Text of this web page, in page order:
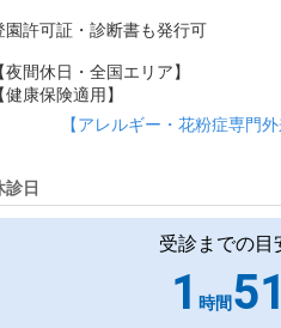
園許可証・診断書も発行可
【夜間休日・全国エリア】
【健康保険適用】
【アレルギー・花粉症専門
日
受診までの目
1 時間51